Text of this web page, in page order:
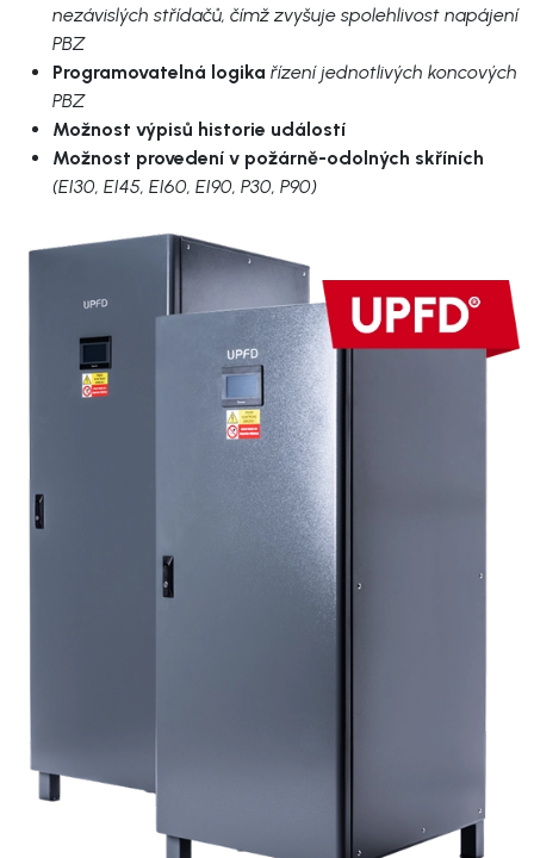
nezávislých střídačů, čímž zvyšuje spolehlivost napájení
PBZ
Programovatelná logika řízení jednotlivých koncových
PBZ
Možnost výpisů historie událostí
Možnost provedení v požárně-odolných skříních
(EI30, EI45, EI60, EI90, P30, P90)